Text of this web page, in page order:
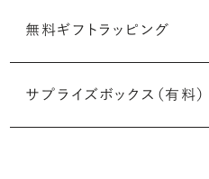
無料ギフトラッピング
サプライズボックス（有料）